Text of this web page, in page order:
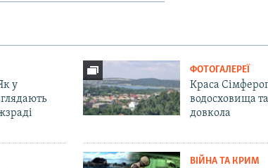
у
ФОТОГАЛЕРЕЇ
Краса
водосховища
довкола
ВІЙНА ТА КРИМ